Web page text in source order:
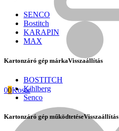
00Kosár
SENCO
Bostitch
KARAPIN
MAX
Kartonzáró gép márkaVisszaállítás
BOSTITCH
Kihlberg
Senco
Kartonzáró gép működtetéseVisszaállítás